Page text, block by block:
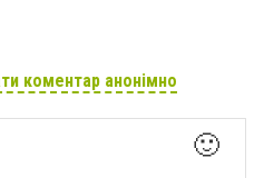
коментар анонімно
🙂